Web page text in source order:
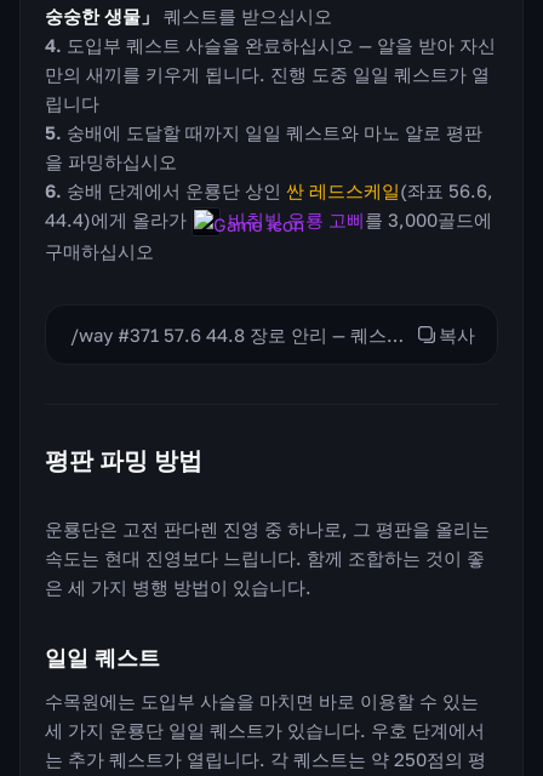
숭숭한 생물」
퀘스트를 받으십시오
도입부 퀘스트 사슬을 완료하십시오 — 알을 받아 자신
만의 새끼를 키우게 됩니다. 진행 도중 일일 퀘스트가 열
립니다
숭배에 도달할 때까지 일일 퀘스트와 마노 알로 평판
을 파밍하십시오
숭배 단계에서 운룡단 상인 싼 레드스케일(좌표 56.6,
44.4)에게 올라가
비취빛 운룡 고삐를 3,000골드에
구매하십시오
/way #371 57.6 44.8 장로 안리 — 퀘스트 사슬 시작 /way #371 56.6 44.4 싼 레드스케일 — 탈것 상인 복사
평판 파밍 방법
운룡단은 고전 판다렌 진영 중 하나로, 그 평판을 올리는
속도는 현대 진영보다 느립니다. 함께 조합하는 것이 좋
은 세 가지 병행 방법이 있습니다.
일일 퀘스트
수목원에는 도입부 사슬을 마치면 바로 이용할 수 있는
세 가지 운룡단 일일 퀘스트가 있습니다. 우호 단계에서
는 추가 퀘스트가 열립니다. 각 퀘스트는 약 250점의 평